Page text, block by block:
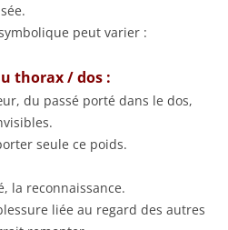
peut varier :
thorax / dos :
du passé porté dans le dos,
seule ce poids.
la reconnaissance.
liée au regard des autres